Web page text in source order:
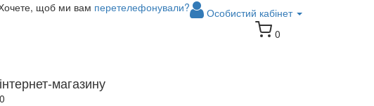
Особистий кабінет
щоб ми вам перетелефонували?
магазину
0